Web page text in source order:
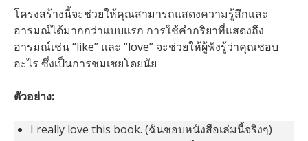
โครงสร้างนี้จะช่วยให้คุณสามารถแสดงความรู้สึกและ
อารมณ์ได้มากกว่าแบบแรก การใช้คำกริยาที่แสดงถึง
อารมณ์เช่น “like” และ “love” จะช่วยให้ผู้ฟังรู้ว่าคุณชอบ
อะไร ซึ่งเป็นการชมเชยโดยนัย
ตัวอย่าง:
I really love this book. (ฉันชอบหนังสือเล่มนี้จริงๆ)